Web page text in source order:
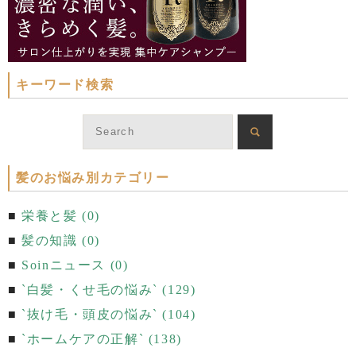
キーワード検索
髪のお悩み別カテゴリー
栄養と髪 (0)
髪の知識 (0)
Soinニュース (0)
`白髪・くせ毛の悩み` (129)
`抜け毛・頭皮の悩み` (104)
`ホームケアの正解` (138)